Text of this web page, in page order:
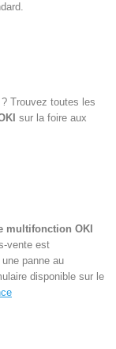
Trouvez toutes les
sur la foire aux
multifonction OKI
vente est
panne au
disponible sur le